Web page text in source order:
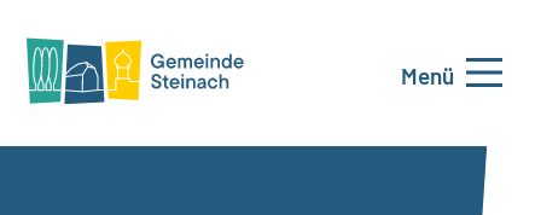
Menü